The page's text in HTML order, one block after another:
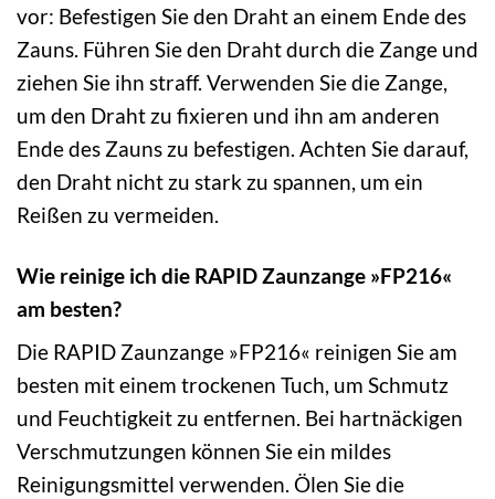
vor: Befestigen Sie den Draht an einem Ende des
Zauns. Führen Sie den Draht durch die Zange und
ziehen Sie ihn straff. Verwenden Sie die Zange,
um den Draht zu fixieren und ihn am anderen
Ende des Zauns zu befestigen. Achten Sie darauf,
den Draht nicht zu stark zu spannen, um ein
Reißen zu vermeiden.
Wie reinige ich die RAPID Zaunzange »FP216«
am besten?
Die RAPID Zaunzange »FP216« reinigen Sie am
besten mit einem trockenen Tuch, um Schmutz
und Feuchtigkeit zu entfernen. Bei hartnäckigen
Verschmutzungen können Sie ein mildes
Reinigungsmittel verwenden. Ölen Sie die